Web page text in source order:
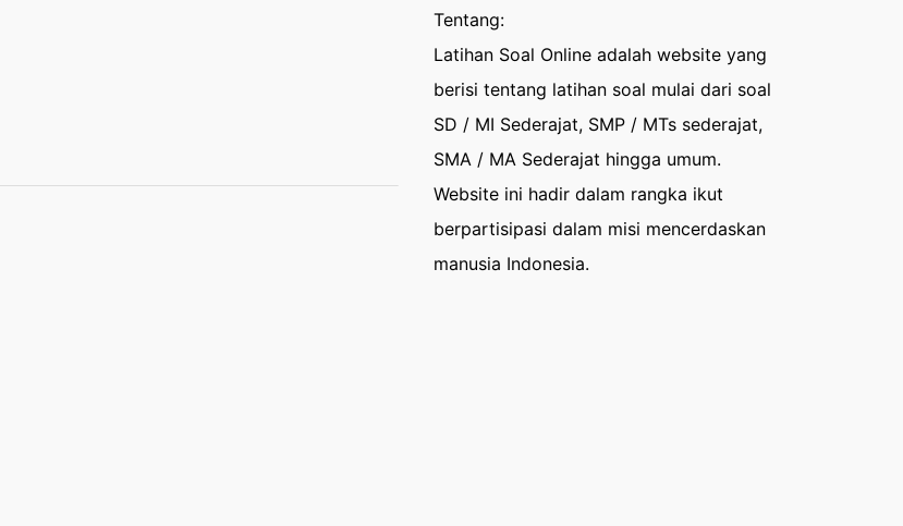
Tentang:
Latihan Soal Online adalah website yang
berisi tentang latihan soal mulai dari soal
SD / MI Sederajat, SMP / MTs sederajat,
SMA / MA Sederajat hingga umum.
Website ini hadir dalam rangka ikut
berpartisipasi dalam misi mencerdaskan
manusia Indonesia.